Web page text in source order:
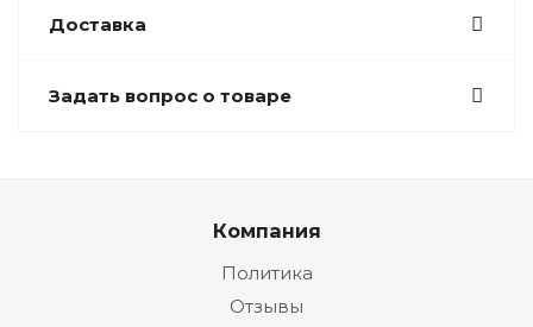
Доставка
Задать вопрос о товаре
Компания
Политика
Отзывы